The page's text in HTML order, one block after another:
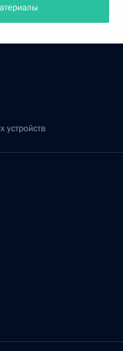
устройств